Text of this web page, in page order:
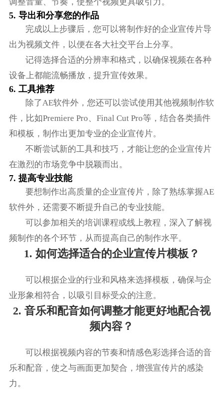
5. 导出和分享您的作品
完成以上步骤后，您可以将制作好的企业宣传片导
出为视频文件，以便在各大社交平台上分享。
记得选择合适的分辨率和格式，以确保视频在各种
设备上都能流畅播放，提升宣传效果。
6. 工具推荐
除了AE软件外，您还可以尝试使用其他视频制作软
件，比如Premiere Pro、Final Cut Pro等，结合各类插件
和模板，制作出更加专业的企业宣传片。
不断尝试新的工具和技巧，才能让您的企业宣传片
在激烈的市场竞争中脱颖而出。
7. 提高专业技能
要想制作出高质量的企业宣传片，除了熟练掌握AE
软件外，还需要不断提升自己的专业技能。
可以参加相关的培训课程或线上教程，深入了解视
频制作的各个环节，从而提高自己的制作水平。
1. 如何选择适合的企业宣传片模板？
可以根据企业的行业和风格来选择模板，确保与企
业形象相符合，以吸引目标受众的注意。
2. 音乐和配音如何调整才能更好地配合视
频内容？
可以根据视频内容的节奏和情感色彩选择合适的音
乐和配音，使之与画面更加契合，增强宣传片的感染
力。